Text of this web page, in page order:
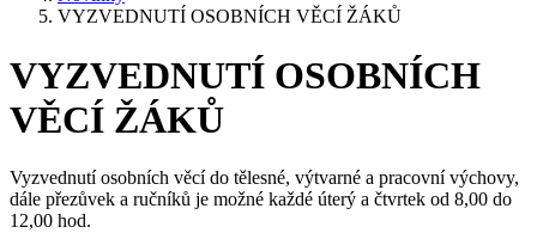
VYZVEDNUTÍ OSOBNÍCH VĚCÍ ŽÁKŮ
VYZVEDNUTÍ OSOBNÍCH
VĚCÍ ŽÁKŮ
Vyzvednutí osobních věcí do tělesné, výtvarné a pracovní výchovy,
dále přezůvek a ručníků je možné každé úterý a čtvrtek od 8,00 do
12,00 hod.